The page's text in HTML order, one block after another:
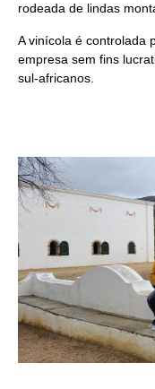
rodeada de lindas
A vinícola é controlada
empresa sem fins
sul-africanos.